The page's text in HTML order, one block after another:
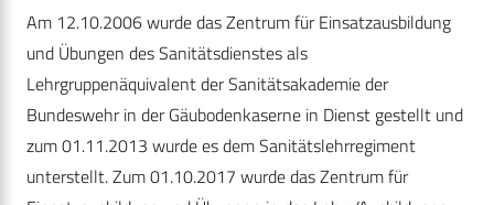
Am 12.10.2006 wurde das Zentrum für Einsatzausbildung
und Übungen des Sanitätsdienstes als
Lehrgruppenäquivalent der Sanitätsakademie der
Bundeswehr in der Gäubodenkaserne in Dienst gestellt und
zum 01.11.2013 wurde es dem Sanitätslehrregiment
unterstellt. Zum 01.10.2017 wurde das Zentrum für